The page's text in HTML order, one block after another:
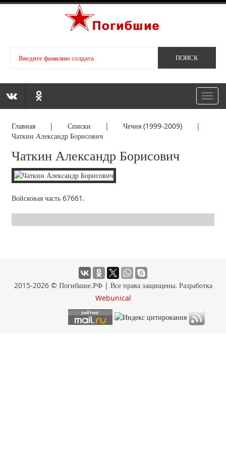
Главная |Списки | Чечня (1999-2009)|
Чаткин Александр Борисович
Чаткин Александр Борисович
Войсковая часть 67661.
2015-2026 © Погибшие.РФ | Все права защищены. Разработка
Webunical